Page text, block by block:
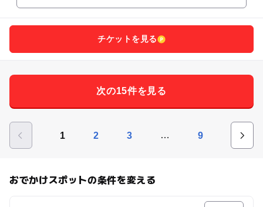
チケットを見る
次の15件を見る
1 2 3 … 9
おでかけスポットの条件を変える